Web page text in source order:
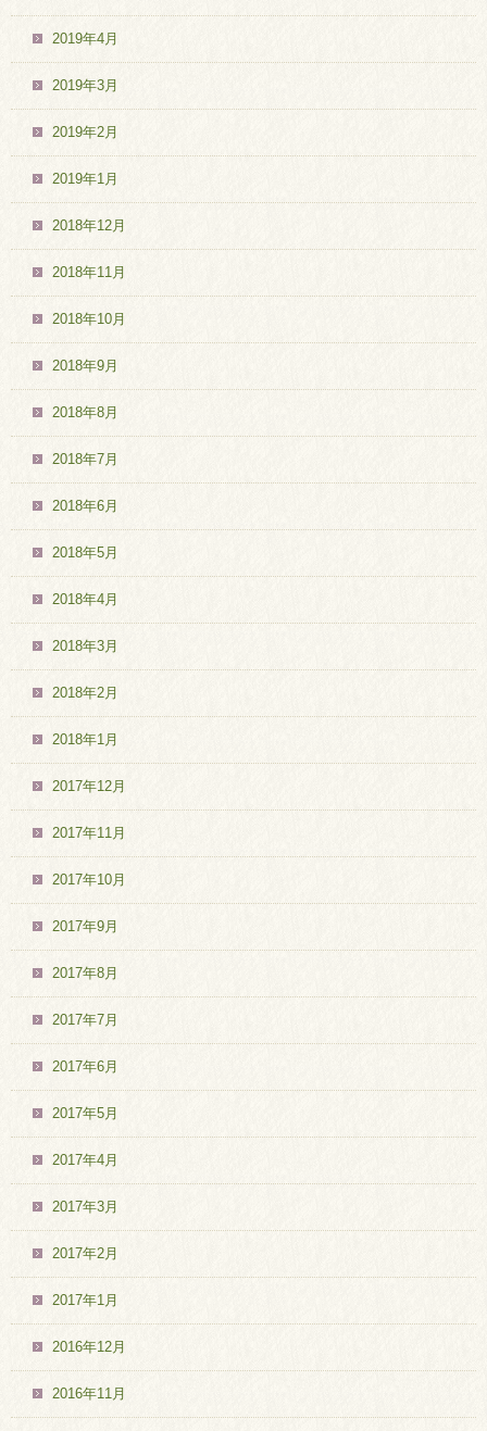
2019年4月
2019年3月
2019年2月
2019年1月
2018年12月
2018年11月
2018年10月
2018年9月
2018年8月
2018年7月
2018年6月
2018年5月
2018年4月
2018年3月
2018年2月
2018年1月
2017年12月
2017年11月
2017年10月
2017年9月
2017年8月
2017年7月
2017年6月
2017年5月
2017年4月
2017年3月
2017年2月
2017年1月
2016年12月
2016年11月